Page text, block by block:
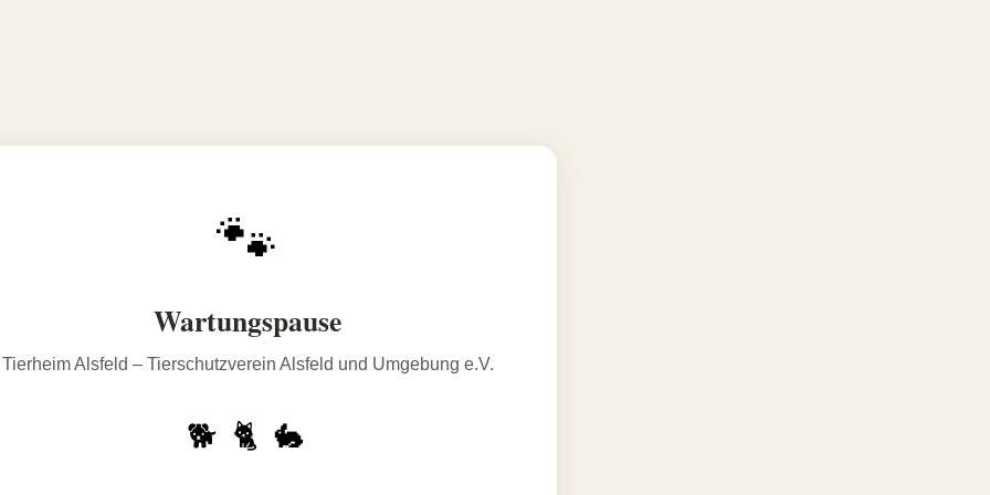
🐾
Wartungspause
Tierheim Alsfeld – Tierschutzverein Alsfeld und Umgebung e.V.
🐕 🐈 🐇